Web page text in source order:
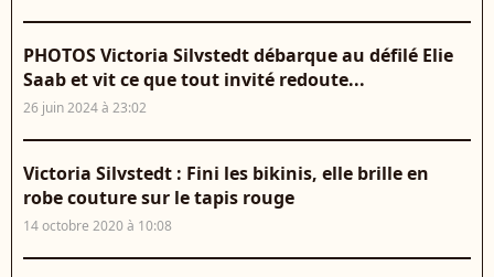
PHOTOS Victoria Silvstedt débarque au défilé Elie
Saab et vit ce que tout invité redoute...
26 juin 2024 à 23:02
Victoria Silvstedt : Fini les bikinis, elle brille en
robe couture sur le tapis rouge
14 octobre 2020 à 10:08